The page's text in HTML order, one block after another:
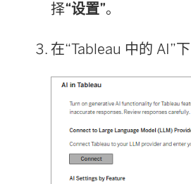
择“设置”。
在“Tableau 中的 AI”